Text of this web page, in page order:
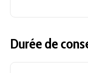
Durée de